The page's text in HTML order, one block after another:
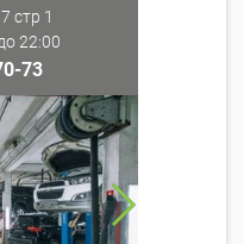
стр 1
22:00
73